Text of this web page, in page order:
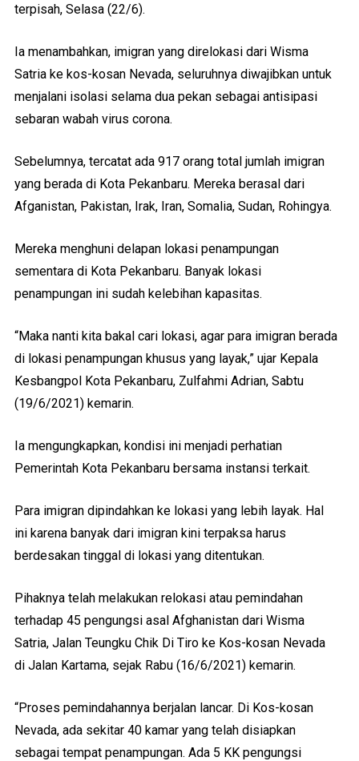
terpisah, Selasa (22/6).
Ia menambahkan, imigran yang direlokasi dari Wisma
Satria ke kos-kosan Nevada, seluruhnya diwajibkan untuk
menjalani isolasi selama dua pekan sebagai antisipasi
sebaran wabah virus corona.
Sebelumnya, tercatat ada 917 orang total jumlah imigran
yang berada di Kota Pekanbaru. Mereka berasal dari
Afganistan, Pakistan, Irak, Iran, Somalia, Sudan, Rohingya.
Mereka menghuni delapan lokasi penampungan
sementara di Kota Pekanbaru. Banyak lokasi
penampungan ini sudah kelebihan kapasitas.
“Maka nanti kita bakal cari lokasi, agar para imigran berada
di lokasi penampungan khusus yang layak,” ujar Kepala
Kesbangpol Kota Pekanbaru, Zulfahmi Adrian, Sabtu
(19/6/2021) kemarin.
Ia mengungkapkan, kondisi ini menjadi perhatian
Pemerintah Kota Pekanbaru bersama instansi terkait.
Para imigran dipindahkan ke lokasi yang lebih layak. Hal
ini karena banyak dari imigran kini terpaksa harus
berdesakan tinggal di lokasi yang ditentukan.
Pihaknya telah melakukan relokasi atau pemindahan
terhadap 45 pengungsi asal Afghanistan dari Wisma
Satria, Jalan Teungku Chik Di Tiro ke Kos-kosan Nevada
di Jalan Kartama, sejak Rabu (16/6/2021) kemarin.
“Proses pemindahannya berjalan lancar. Di Kos-kosan
Nevada, ada sekitar 40 kamar yang telah disiapkan
sebagai tempat penampungan. Ada 5 KK pengungsi